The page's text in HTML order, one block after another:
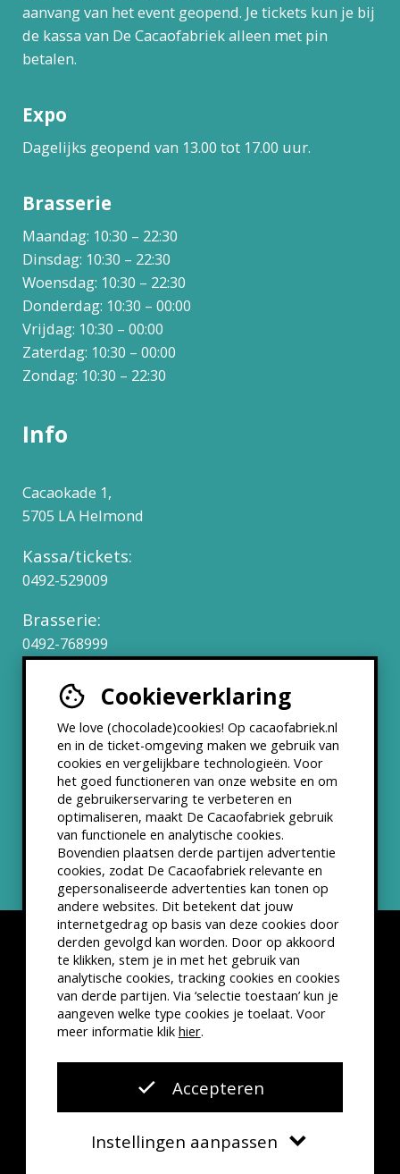
Cookieverklaring
We love (chocolade)cookies! Op cacaofabriek.nl
en in de ticket-omgeving maken we gebruik van
cookies en vergelijkbare technologieën. Voor
het goed functioneren van onze website en om
de gebruikerservaring te verbeteren en
optimaliseren, maakt De Cacaofabriek gebruik
van functionele en analytische cookies.
Bovendien plaatsen derde partijen advertentie
cookies, zodat De Cacaofabriek relevante en
gepersonaliseerde advertenties kan tonen op
andere websites. Dit betekent dat jouw
internetgedrag op basis van deze cookies door
derden gevolgd kan worden. Door op akkoord
te klikken, stem je in met het gebruik van
analytische cookies, tracking cookies en cookies
van derde partijen. Via ‘selectie toestaan’ kun je
aangeven welke type cookies je toelaat. Voor
meer informatie klik hier.
Accepteren
Instellingen aanpassen
aanvang van het event geopend. Je tickets kun je bij
de kassa van De Cacaofabriek alleen met pin
betalen.
Expo
Dagelijks geopend van 13.00 tot 17.00 uur.
Brasserie
Maandag: 10:30 – 22:30
Dinsdag: 10:30 – 22:30
Woensdag: 10:30 – 22:30
Donderdag: 10:30 – 00:00
Vrijdag: 10:30 – 00:00
Zaterdag: 10:30 – 00:00
Zondag: 10:30 – 22:30
Info
Cacaokade 1,
5705 LA Helmond
Kassa/tickets:
0492-529009
Brasserie:
0492-768999
Werken bij
Partners & Samenwerkingen
ANBI status
Nieuwsbrief
Disclaimer Privacyverklaring
Kleine lettertjes
VSCD Bezoekersvoorwaarden
Website doorThe Cre8ion.Lab